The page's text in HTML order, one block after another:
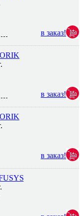
в заказ!
в заказ!
в заказ!